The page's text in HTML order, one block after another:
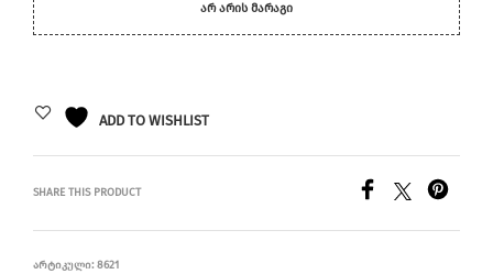
ᲐᲠ ᲐᲠᲘᲡ ᲛᲐᲠᲐᲒᲘ
ADD TO WISHLIST
SHARE THIS PRODUCT
ᲐᲠᲢᲘᲙᲣᲚᲘ: 8621